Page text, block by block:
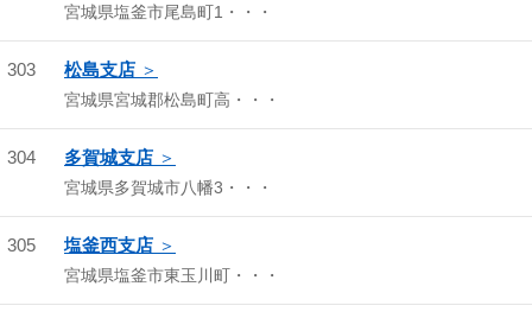
宮城県塩釜市尾島町1・・・
303 松島支店
宮城県宮城郡松島町高・・・
304 多賀城支店
宮城県多賀城市八幡3・・・
305 塩釜西支店
宮城県塩釜市東玉川町・・・